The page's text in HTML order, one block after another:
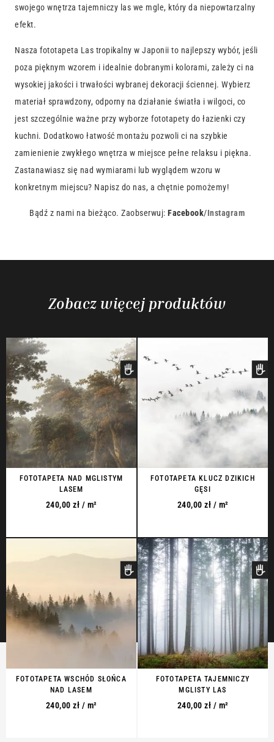
swojego wnętrza tajemniczy las we mgle, który da niepowtarzalny
efekt.
Nasza fototapeta Las tropikalny w Japonii to najlepszy wybór, jeśli
poza pięknym wzorem i idealnie dobranymi kolorami, zależy ci na
wysokiej jakości i trwałości wybranej dekoracji ściennej. Wybierz
materiał sprawdzony, odporny na działanie światła i wilgoci, co
jest szczególnie ważne przy wyborze fototapety do łazienki czy
kuchni. Dodatkowo łatwość montażu pozwoli ci na szybkie
zamienienie zwykłego wnętrza w miejsce pełne relaksu i piękna.
Zastanawiasz się nad wymiarami lub wyglądem wzoru w
konkretnym miejscu? Napisz do nas, a chętnie pomożemy!
Bądź z nami na bieżąco. Zaobserwuj: Facebook/Instagram
Zobacz więcej produktów
FOTOTAPETA NAD MGLISTYM
LASEM
240,00 zł / m²
FOTOTAPETA KLUCZ DZIKICH
GĘSI
240,00 zł / m²
FOTOTAPETA WSCHÓD SŁOŃCA
NAD LASEM
240,00 zł / m²
FOTOTAPETA TAJEMNICZY
MGLISTY LAS
240,00 zł / m²